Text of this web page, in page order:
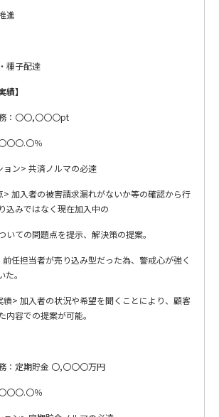
進
種子配達
績】
：〇〇,〇〇〇pt
〇〇.〇％
ョン> 共済ノルマの必達
> 加入者の被害請求漏れがないか等の確認から行
込みではなく現在加入中の
いての問題点を提示、解決策の提案。
任担当者が売り込み型だった為、警戒心が強く
た。
績> 加入者の状況や希望を聞くことにより、顧客
内容での提案が可能。
：定期貯金 〇,〇〇〇万円
〇〇.〇％